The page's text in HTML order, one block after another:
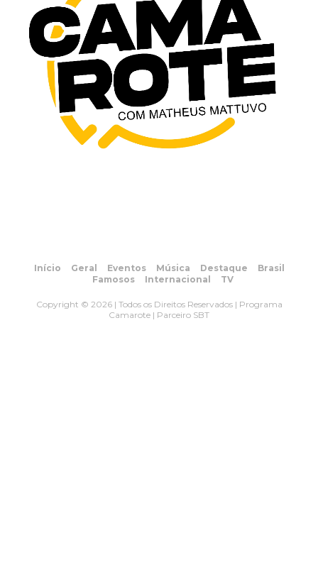
Início Geral Eventos Música Destaque
Brasil
Famosos
Internacional TV
Copyright © 2026 | Todos os Direitos Reservados | Programa
Camarote | Parceiro SBT